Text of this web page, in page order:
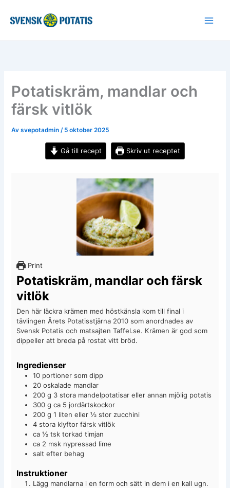
Potatiskräm, mandlar och
färsk vitlök
Avsvepotadmin/ 5 oktober 2025
Gå till recept Skriv ut receptet
Print
Potatiskräm, mandlar och färsk
vitlök
Den här läckra krämen med höstkänsla kom till final i
tävlingen Årets Potatisstjärna 2010 som anordnades av
Svensk Potatis och matsajten Taffel.se. Krämen är god som
dippeller att breda på rostat vitt bröd.
Ingredienser
10 portioner som dipp
20 oskalade mandlar
200 g 3 stora mandelpotatisar eller annan mjölig potatis
300 g ca 5 jordärtskockor
200 g 1 liten eller ½ stor zucchini
4 stora klyftor färsk vitlök
ca ½ tsk torkad timjan
ca 2 msk nypressad lime
salt efter behag
Instruktioner
Lägg mandlarna i en form och sätt in dem i en kall ugn.